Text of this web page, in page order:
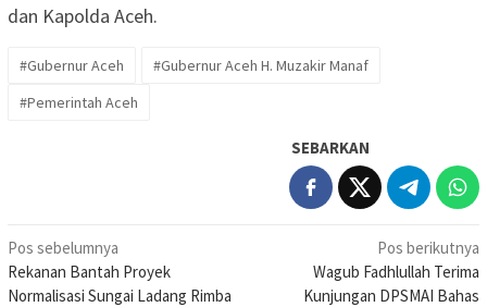
dan Kapolda Aceh.
#Gubernur Aceh
#Gubernur Aceh H. Muzakir Manaf
#Pemerintah Aceh
SEBARKAN
Navigasi
pos
Pos sebelumnya
Rekanan Bantah Proyek
Normalisasi Sungai Ladang Rimba
Pos berikutnya
Wagub Fadhlullah Terima
Kunjungan DPSMAI Bahas